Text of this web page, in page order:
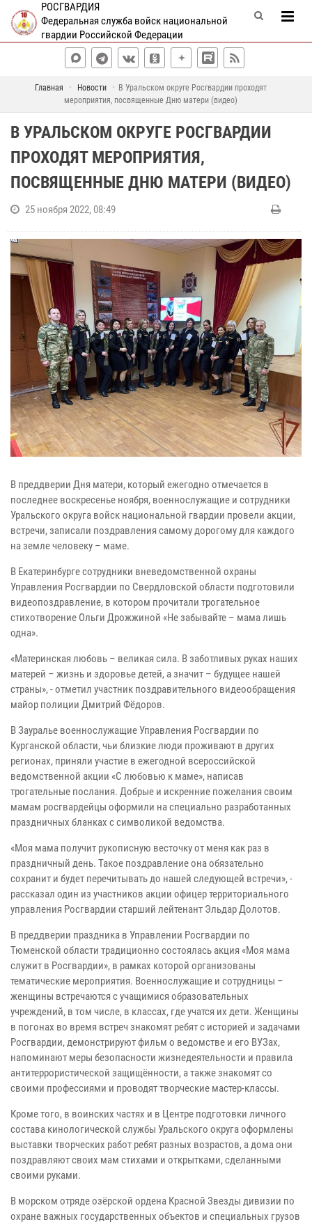
РОСГВАРДИЯ
Федеральная служба войск национальной
гвардии Российской Федерации
Главная Новости
В Уральском округе Росгвардии проходят
мероприятия, посвященные Дню матери (видео)
В УРАЛЬСКОМ ОКРУГЕ РОСГВАРДИИ
ПРОХОДЯТ МЕРОПРИЯТИЯ,
ПОСВЯЩЕННЫЕ ДНЮ МАТЕРИ (ВИДЕО)
25 ноября 2022, 08:49
В преддверии Дня матери, который ежегодно отмечается в
последнее воскресенье ноября, военнослужащие и сотрудники
Уральского округа войск национальной гвардии провели акции,
встречи, записали поздравления самому дорогому для каждого
на земле человеку – маме.
В Екатеринбурге сотрудники вневедомственной охраны
Управления Росгвардии по Свердловской области подготовили
видеопоздравление, в котором прочитали трогательное
стихотворение Ольги Дрожжиной «Не забывайте – мама лишь
одна».
«Материнская любовь – великая сила. В заботливых руках наших
матерей – жизнь и здоровье детей, а значит – будущее нашей
страны», - отметил участник поздравительного видеообращения
майор полиции Дмитрий Фёдоров.
В Зауралье военнослужащие Управления Росгвардии по
Курганской области, чьи близкие люди проживают в других
регионах, приняли участие в ежегодной всероссийской
ведомственной акции «С любовью к маме», написав
трогательные послания. Добрые и искренние пожелания своим
мамам росгвардейцы оформили на специально разработанных
праздничных бланках с символикой ведомства.
«Моя мама получит рукописную весточку от меня как раз в
праздничный день. Такое поздравление она обязательно
сохранит и будет перечитывать до нашей следующей встречи», -
рассказал один из участников акции офицер территориального
управления Росгвардии старший лейтенант Эльдар Долотов.
В преддверии праздника в Управлении Росгвардии по
Тюменской области традиционно состоялась акция «Моя мама
служит в Росгвардии», в рамках которой организованы
тематические мероприятия. Военнослужащие и сотрудницы –
женщины встречаются с учащимися образовательных
учреждений, в том числе, в классах, где учатся их дети. Женщины
в погонах во время встреч знакомят ребят с историей и задачами
Росгвардии, демонстрируют фильм о ведомстве и его ВУЗах,
напоминают меры безопасности жизнедеятельности и правила
антитеррористической защищённости, а также знакомят со
своими профессиями и проводят творческие мастер-классы.
Кроме того, в воинских частях и в Центре подготовки личного
состава кинологической службы Уральского округа оформлены
выставки творческих работ ребят разных возрастов, а дома они
поздравляют своих мам стихами и открытками, сделанными
своими руками.
В морском отряде озёрской ордена Красной Звезды дивизии по
охране важных государственных объектов и специальных грузов